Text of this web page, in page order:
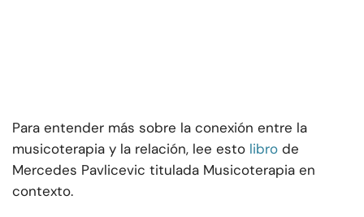
Para entender más sobre la conexión entre la
musicoterapia y la relación, lee esto libro de
Mercedes Pavlicevic titulada Musicoterapia en
contexto.